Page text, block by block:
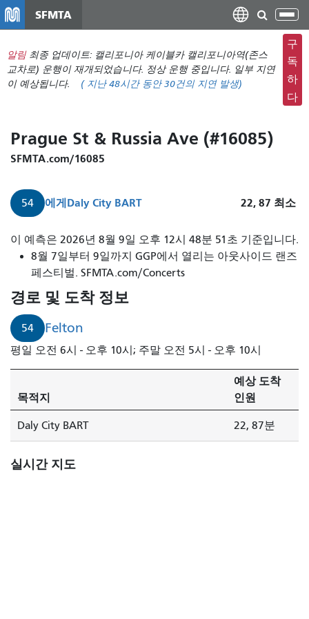
텐
츠
로
뛰
SFMTA
탐
색
메
뉴
전
환
알림 최종 업데이트: 캘리포니아 케이블카 캘리포니아역(존스
교차로) 운행이 재개되었습니다. 정상 운행 중입니다. 일부 지연
이 예상됩니다.
( 지난 48시간 동안30건의 지연 발생)
구
독
하
다
Prague St & Russia Ave (#16085)
SFMTA.com/16085
54 에게Daly City BART 22, 87 최소
이 예측은 2026년 8월 9일 오후 12시 48분 51초 기준입니다.
8월 7일부터 9일까지 GGP에서 열리는 아웃사이드 랜즈
페스티벌. SFMTA.com/Concerts
경로 및 도착 정보
54 Felton
평일 오전 6시 - 오후 10시; 주말 오전 5시 - 오후 10시
목적지
예상 도착
인원
Daly City BART 22, 87분
실시간 지도